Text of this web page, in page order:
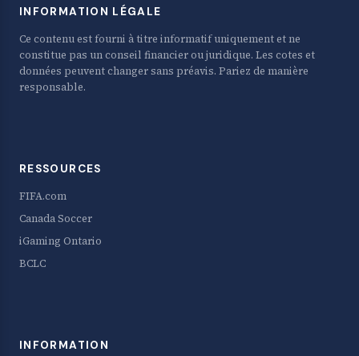
INFORMATION LÉGALE
Ce contenu est fourni à titre informatif uniquement et ne
constitue pas un conseil financier ou juridique. Les cotes et
données peuvent changer sans préavis. Pariez de manière
responsable.
RESSOURCES
FIFA.com
Canada Soccer
iGaming Ontario
BCLC
INFORMATION